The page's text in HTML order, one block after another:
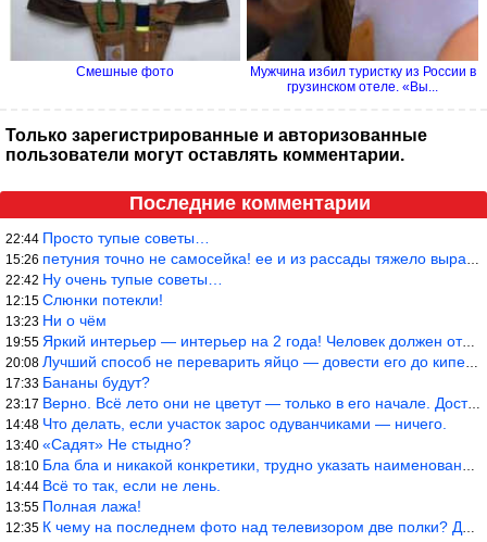
Смешные фото
Мужчина избил туристку из России в
грузинском отеле. «Вы...
Только зарегистрированные и авторизованные
пользователи могут оставлять комментарии.
Последние комментарии
22:44 Просто тупые советы…
15:26 петуния точно не самосейка! ее и из рассады тяжело вырастить!
22:42 Ну очень тупые советы…
12:15 Слюнки потекли!
13:23 Ни о чём
19:55 Яркий интерьер — интерьер на 2 года! Человек должен отдыхать в с
20:08 Лучший способ не переварить яйцо — довести его до кипения и выкл
17:33 Бананы будут?
23:17 Верно. Всё лето они не цветут — только в его начале. Достаточно
14:48 Что делать, если участок зарос одуванчиками — ничего.
13:40 «Садят» Не стыдно?
18:10 Бла бла и никакой конкретики, трудно указать наименование рекоме
14:44 Всё то так, если не лень.
13:55 Полная лажа!
12:35 К чему на последнем фото над телевизором две полки? Делают интер